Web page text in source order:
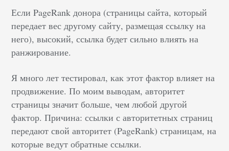
Если PageRank донора (страницы сайта, который
передает вес другому сайту, размещая ссылку на
него), высокий, ссылка будет сильно влиять на
ранжирование.
Я много лет тестировал, как этот фактор влияет на
продвижение. По моим выводам, авторитет
страницы значит больше, чем любой другой
фактор. Причина: ссылки с авторитетных страниц
передают свой авторитет (PageRank) страницам, на
которые ведут обратные ссылки.